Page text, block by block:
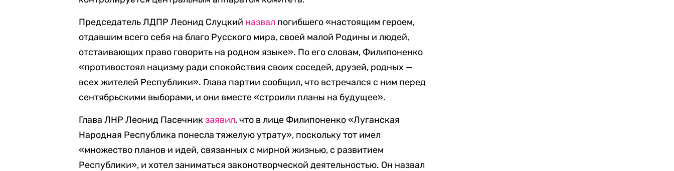
Председатель ЛДПР Леонид Слуцкий назвал погибшего «настоящим героем,
отдавшим всего себя на благо Русского мира, своей малой Родины и людей,
отстаивающих право говорить на родном языке». По его словам, Филипоненко
«противостоял нацизму ради спокойствия своих соседей, друзей, родных —
всех жителей Республики». Глава партии сообщил, что встречался с ним перед
сентябрьскими выборами, и они вместе «строили планы на будущее».
Глава ЛНР Леонид Пасечникзаявил, что в лице Филипоненко «Луганская
Народная Республика понесла тяжелую утрату», поскольку тот имел
«множество планов и идей, связанных с мирной жизнью, с развитием
Республики», и хотел заниматься законотворческой деятельностью. Он назвал